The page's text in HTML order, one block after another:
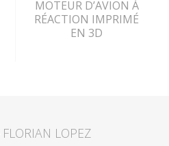
MOTEUR D’AVION À
RÉACTION IMPRIMÉ
EN 3D
FLORIAN LOPEZ